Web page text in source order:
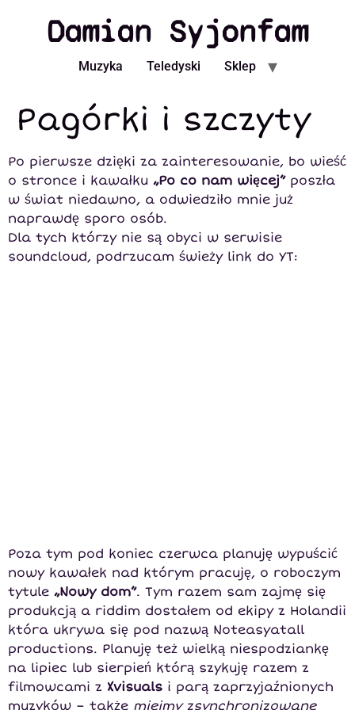
Damian Syjonfam
Muzyka Teledyski Sklep
Pagórki i szczyty
Po pierwsze dzięki za zainteresowanie, bo wieść
o stronce i kawałku „Po co nam więcej”poszła
w świat niedawno, a odwiedziło mnie już
naprawdę sporo osób.
Dla tych którzy nie są obyci w serwisie
soundcloud, podrzucam świeży link do YT:
Poza tym pod koniec czerwca planuję wypuścić
nowy kawałek nad którym pracuję, o roboczym
tytule „Nowy dom”. Tym razem sam zajmę się
produkcją a riddim dostałem od ekipy z Holandii
która ukrywa się pod nazwą Noteasyatall
productions. Planuję też wielką niespodziankę
na lipiec lub sierpień którą szykuję razem z
filmowcami z Xvisuals i parą zaprzyjaźnionych
muzyków – także miejmy zsynchronizowane